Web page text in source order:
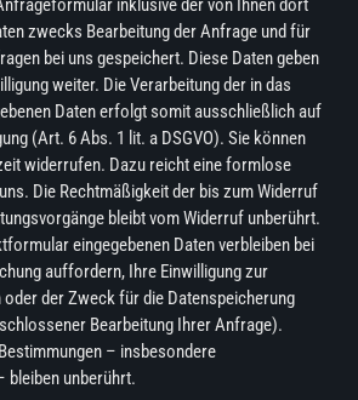
inklusive der von Ihnen dort
zwecks Bearbeitung der Anfrage und für
bei uns gespeichert. Diese Daten geben
weiter. Die Verarbeitung der in das
Daten erfolgt somit ausschließlich auf
(Art. 6 Abs. 1 lit. a DSGVO). Sie können
widerrufen. Dazu reicht eine formlose
Die Rechtmäßigkeit der bis zum Widerruf
bleibt vom Widerruf unberührt.
eingegebenen Daten verbleiben bei
auffordern, Ihre Einwilligung zur
der Zweck für die Datenspeicherung
Bearbeitung Ihrer Anfrage).
– insbesondere
unberührt.